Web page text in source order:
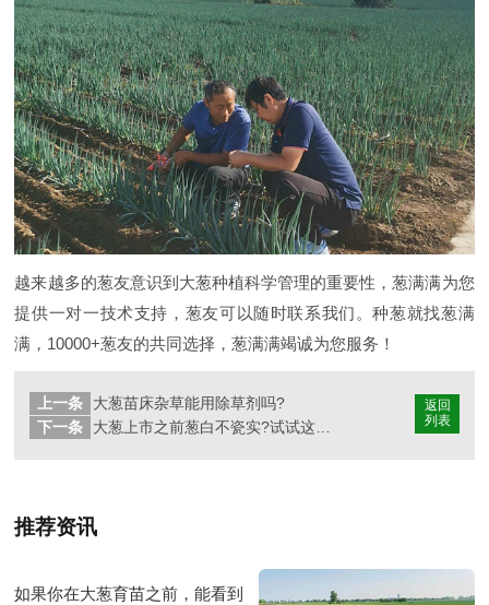
越来越多的葱友意识到大葱种植科学管理的重要性，葱满满为您
提供一对一技术支持，葱友可以随时联系我们。种葱就找葱满
满，10000+葱友的共同选择，葱满满竭诚为您服务！
返回
列表
上一条
大葱苗床杂草能用除草剂吗?
下一条
大葱上市之前葱白不瓷实?试试这样用肥
推荐资讯
如果你在大葱育苗之前，能看到